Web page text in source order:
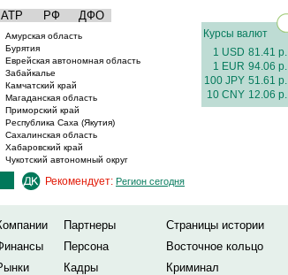
АТР РФ ДФО
Амурская область
Бурятия
Еврейская автономная область
Забайкалье
Камчатский край
Магаданская область
Приморский край
Республика Саха (Якутия)
Сахалинская область
Хабаровский край
Чукотский автономный округ
Курсы валют
1 USD 81.41 р.
1 EUR 94.06 р.
100 JPY 51.61 р.
10 CNY 12.06 р.
Рекомендует: Регион сегодня
Партнеры
Страницы истории
Персона
Восточное кольцо
Кадры
Криминал